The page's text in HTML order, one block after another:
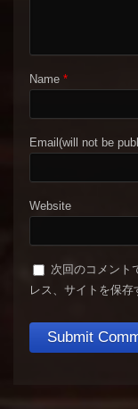
Name *
Email(will not be
Website
次回のコメント
レス、サイトを保存